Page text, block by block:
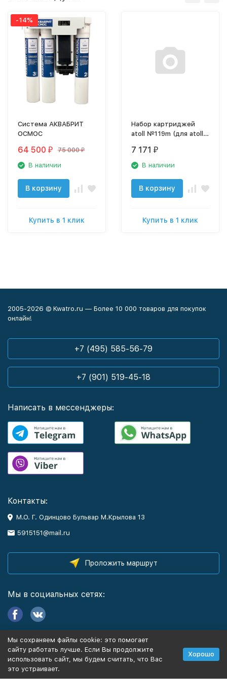
-14%
Система АКВАБРИТ
ОСМОС
64 500 ₽ 75 000 ₽
В наличии
В корзину
Купить в 1 клик
Набор картриджей
atoll №119m (для atoll
7 171 ₽
В наличии
В корзину
Купить в 1 клик
2005-2026 © Kwatro.ru — Более 10 000 товаров для покупок
онлайн!
+7 (495) 585-56-79
+7 (901) 519-45-18
Написать в мессенджеры:
Контакты:
М.О. Г. Одинцово Бульвар М.Крылова 13
5915151@mail.ru
Проложить маршрут
Мы в социальных сетях:
Информация
Политика персональных данных
Мы сохраняем файлы cookie: это помогает
сайту работать лучше. Если Вы продолжите
использовать сайт, мы будем считать, что Вас
это устраивает.
Хорошо